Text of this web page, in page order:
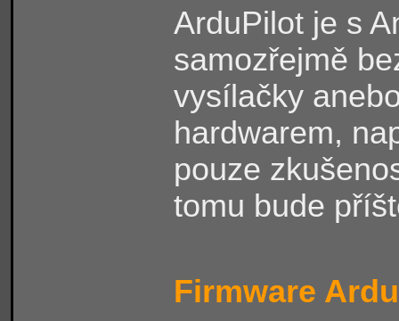
ArduPilot je s
samozřejmě
vysílačky
hardwarem,
pouze
tomu bude
Firmware